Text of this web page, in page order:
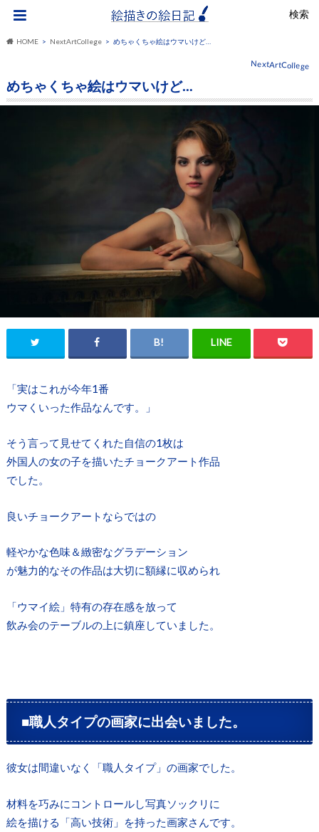
HOME NextArtCollege めちゃくちゃ絵はウマいけど…
NextArtCollege
めちゃくちゃ絵はウマいけど…
「実はこれが今年1番
ウマくいった作品なんです。」
そう言って見せてくれた自信の1枚は
外国人の女の子を描いたチョークアート作品
でした。
良いチョークアートならではの
軽やかな色味＆緻密なグラデーション
が魅力的なその作品は大切に額縁に収められ
「ウマイ絵」特有の存在感を放って
飲み会のテーブルの上に鎮座していました。
■職人タイプの画家に出会いました。
彼女は間違いなく「職人タイプ」の画家でした。
材料を巧みにコントロールし写真ソックリに
絵を描ける「高い技術」を持った画家さんです。
検索